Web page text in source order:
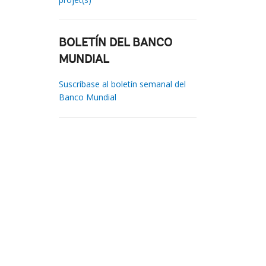
BOLETÍN DEL BANCO
MUNDIAL
Suscríbase al boletín semanal del
Banco Mundial